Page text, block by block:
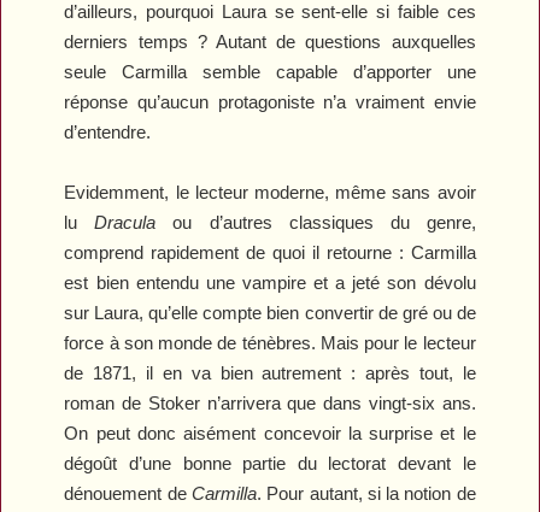
d’ailleurs, pourquoi Laura se sent-elle si faible ces
derniers temps ? Autant de questions auxquelles
seule Carmilla semble capable d’apporter une
réponse qu’aucun protagoniste n’a vraiment envie
d’entendre.
Evidemment, le lecteur moderne, même sans avoir
luDracula ou d’autres classiques du genre,
comprend rapidement de quoi il retourne : Carmilla
est bien entendu une vampire et a jeté son dévolu
sur Laura, qu’elle compte bien convertir de gré ou de
force à son monde de ténèbres. Mais pour le lecteur
de 1871, il en va bien autrement : après tout, le
roman de Stoker n’arrivera que dans vingt-six ans.
On peut donc aisément concevoir la surprise et le
dégoût d’une bonne partie du lectorat devant le
dénouement de Carmilla. Pour autant, si la notion de